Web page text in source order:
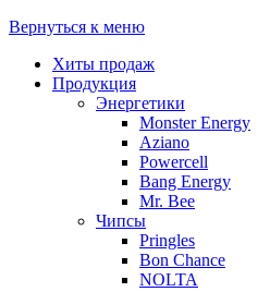
Вернуться к меню
Хиты продаж
Продукция
Энергетики
Monster Energy
Aziano
Powercell
Bang Energy
Mr. Bee
Чипсы
Pringles
Bon Chance
NOLTA